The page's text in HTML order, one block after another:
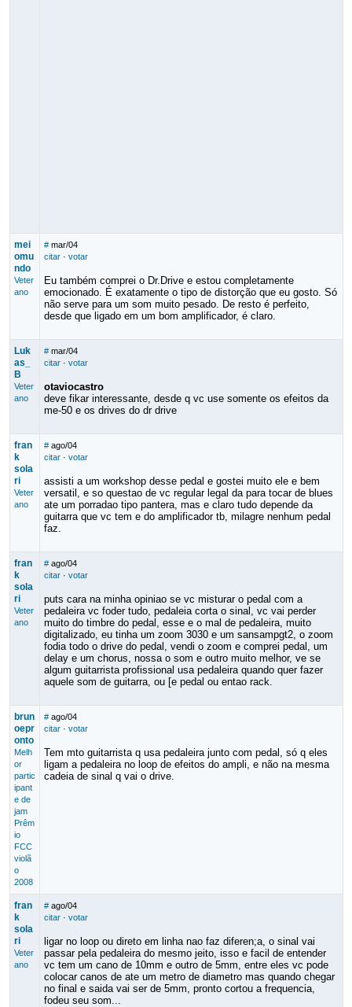
mei
omu
ndo
Veter
ano
# mar/04
citar· votar
Eu também comprei o Dr.Drive e estou completamente
emocionado. É exatamente o tipo de distorção que eu gosto. Só
não serve para um som muito pesado. De resto é perfeito,
desde que ligado em um bom amplificador, é claro.
Luk
as_
B
Veter
ano
# mar/04
citar· votar
otaviocastro
deve fikar interessante, desde q vc use somente os efeitos da
me-50 e os drives do dr drive
fran
k
sola
ri
Veter
ano
# ago/04
citar· votar
assisti a um workshop desse pedal e gostei muito ele e bem
versatil, e so questao de vc regular legal da para tocar de blues
ate um porradao tipo pantera, mas e claro tudo depende da
guitarra que vc tem e do amplificador tb, milagre nenhum pedal
faz.
fran
k
sola
ri
Veter
ano
# ago/04
citar· votar
puts cara na minha opiniao se vc misturar o pedal com a
pedaleira vc foder tudo, pedaleia corta o sinal, vc vai perder
muito do timbre do pedal, esse e o mal de pedaleira, muito
digitalizado, eu tinha um zoom 3030 e um sansampgt2, o zoom
fodia todo o drive do pedal, vendi o zoom e comprei pedal, um
delay e um chorus, nossa o som e outro muito melhor, ve se
algum guitarrista profissional usa pedaleira quando quer fazer
aquele som de guitarra, ou [e pedal ou entao rack.
brun
oepr
onto
Melh
or
partic
ipant
e de
jam
Prêm
io
FCC
violã
o
2008
# ago/04
citar· votar
Tem mto guitarrista q usa pedaleira junto com pedal, só q eles
ligam a pedaleira no loop de efeitos do ampli, e não na mesma
cadeia de sinal q vai o drive.
fran
k
sola
ri
Veter
ano
# ago/04
citar· votar
ligar no loop ou direto em linha nao faz diferen;a, o sinal vai
passar pela pedaleira do mesmo jeito, isso e facil de entender
vc tem um cano de 10mm e outro de 5mm, entre eles vc pode
colocar canos de ate um metro de diametro mas quando chegar
no final e saida vai ser de 5mm, pronto cortou a frequencia,
fodeu seu som...